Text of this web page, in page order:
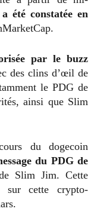
été constatée en
par le buzz
des clins d’œil de
le PDG de
ainsi que Slim
du dogecoin
du PDG de
Slim Jim. Cette
sur cette crypto-